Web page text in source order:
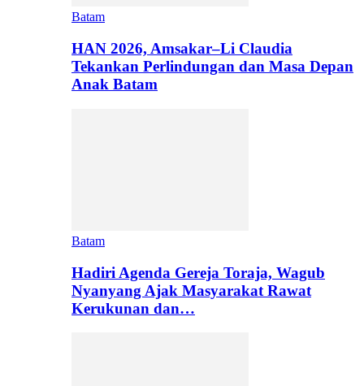
Batam
HAN 2026, Amsakar–Li Claudia
Tekankan Perlindungan dan Masa Depan
Anak Batam
Batam
Hadiri Agenda Gereja Toraja, Wagub
Nyanyang Ajak Masyarakat Rawat
Kerukunan dan…